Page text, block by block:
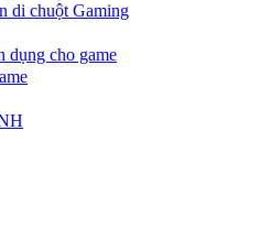
di chuột Gaming
dụng cho game